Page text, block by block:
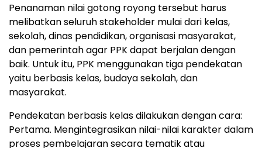
Penanaman nilai gotong royong tersebut harus
melibatkan seluruh stakeholder mulai dari kelas,
sekolah, dinas pendidikan, organisasi masyarakat,
dan pemerintah agar PPK dapat berjalan dengan
baik. Untuk itu, PPK menggunakan tiga pendekatan
yaitu berbasis kelas, budaya sekolah, dan
masyarakat.
Pendekatan berbasis kelas dilakukan dengan cara:
Pertama. Mengintegrasikan nilai-nilai karakter dalam
proses pembelajaran secara tematik atau